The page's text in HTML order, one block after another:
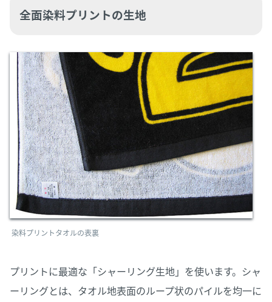
全面染料プリントの生地
染料プリントタオルの表裏
プリントに最適な「シャーリング生地」を使います。シャ
ーリングとは、タオル地表面のループ状のパイルを均一に